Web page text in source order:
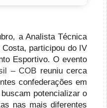
a Analista Técnica
participou do IV
Esportivo. O evento
– COB reuniu cerca
confederações em
potencializar o
nas mais diferentes